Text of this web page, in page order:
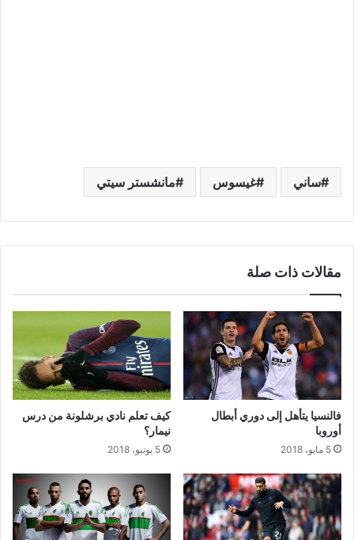
ساني غيسوس مانشستر سيتي
مقالات ذات صلة
فالنسيا يتأهل إلى دوري أبطال
أوروبا
5 مايو، 2018
كيف تعلم نادي برشلونة من درس
نيمار؟
5 يونيو، 2018